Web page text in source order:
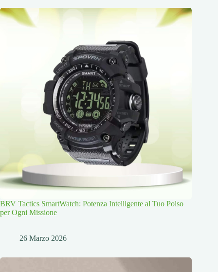
BRV Tactics SmartWatch: Potenza Intelligente al Tuo Polso
per Ogni Missione
26 Marzo 2026